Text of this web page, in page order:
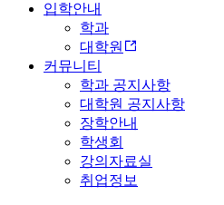
입학안내
학과
대학원
커뮤니티
학과 공지사항
대학원 공지사항
장학안내
학생회
강의자료실
취업정보